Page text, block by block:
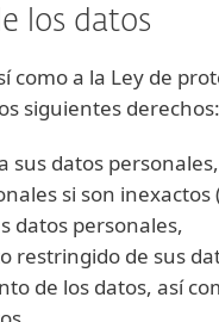
los datos
como a la Ley de
siguientes derechos:
sus datos personales,
si son
datos personales,
restringido de sus
de los datos, así